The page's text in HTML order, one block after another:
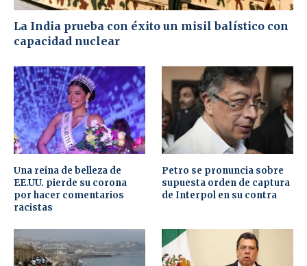
La India prueba con éxito un misil balístico con
capacidad nuclear
Una reina de belleza de
EE.UU. pierde su corona
por hacer comentarios
racistas
Petro se pronuncia sobre
supuesta orden de captura
de Interpol en su contra